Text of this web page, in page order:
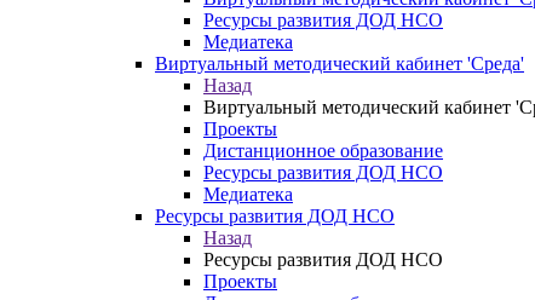
Ресурсы развития ДОД НСО
Медиатека
Виртуальный методический кабинет 'Среда'
Назад
Виртуальный методический кабинет
Проекты
Дистанционное образование
Ресурсы развития ДОД НСО
Медиатека
Ресурсы развития ДОД НСО
Назад
Ресурсы развития ДОД НСО
Проекты